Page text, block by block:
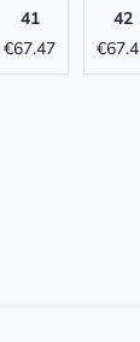
41
€67.47
42
€